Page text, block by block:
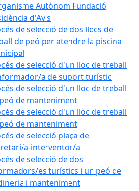
Autònom Fundació
d'Avis
de selecció de dos llocs de
de peó per atendre la piscina
de selecció d'un lloc de treball
a de suport turístic
de selecció d'un lloc de treball
de manteniment
de selecció d'un lloc de treball
de manteniment
de selecció plaça de
a-interventor/a
de selecció de dos
es turístics i un peó de
i manteniment